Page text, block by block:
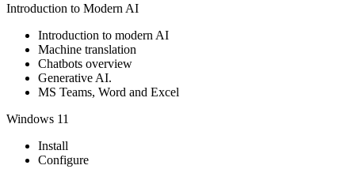
Introduction to Modern AI
Introduction to modern AI
Machine translation
Chatbots overview
Generative AI.
MS Teams, Word and Excel
Windows 11
Install
Configure